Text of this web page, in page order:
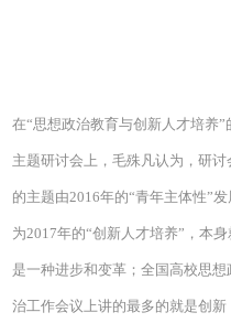
在“思想政治教育与创新人才培养”
主题研讨会上，毛殊凡认为，研讨
的主题由2016年的“青年主体性”发
为2017年的“创新人才培养”，本身
是一种进步和变革；全国高校思想
治工作会议上讲的最多的就是创新